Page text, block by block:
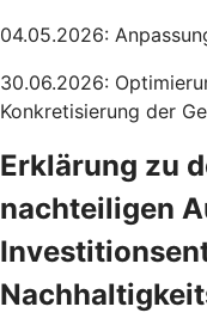
04.05.2026:
30.06.2026:
Konkretisierung der
Erklärung zu
nachteiligen